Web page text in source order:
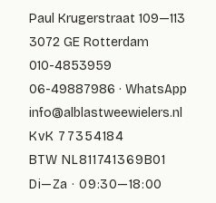
Paul Krugerstraat 109—113
3072 GE Rotterdam
010-4853959
06-49887986 · WhatsApp
info@alblastweewielers.nl
KvK 77354184
BTW NL811741369B01
Di—Za · 09:30—18:00